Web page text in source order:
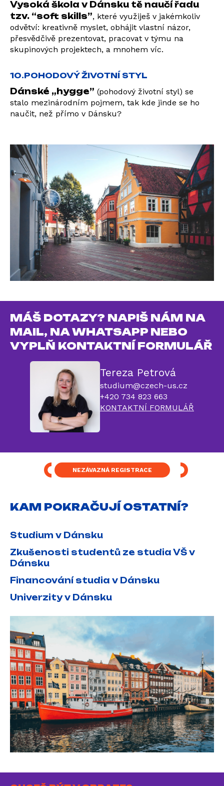
Vysoká škola v Dánsku tě naučí řadu
tzv. “soft skills”, které využiješ v jakémkoliv
odvětví: kreativně myslet, obhájit vlastní názor,
přesvědčivě prezentovat, pracovat v týmu na
skupinových projektech, a mnohem víc.
10.POHODOVÝ ŽIVOTNÍ STYL
Dánské „hygge” (pohodový životní styl) se
stalo mezinárodním pojmem, tak kde jinde se ho
naučit, než přímo v Dánsku?
MÁŠ DOTAZY? NAPIŠ NÁM NA
MAIL, NA WHATSAPP NEBO
VYPLŇ KONTAKTNÍ FORMULÁŘ
Tereza Petrová
studium@czech-us.cz
+420 734 823 663
KONTAKTNÍ FORMULÁŘ
NEZÁVAZNÁ REGISTRACE
KAM POKRAČUJÍ OSTATNÍ?
Studium v Dánsku
Zkušenosti studentů ze studia VŠ v
Dánsku
Financování studia v Dánsku
Univerzity v Dánsku